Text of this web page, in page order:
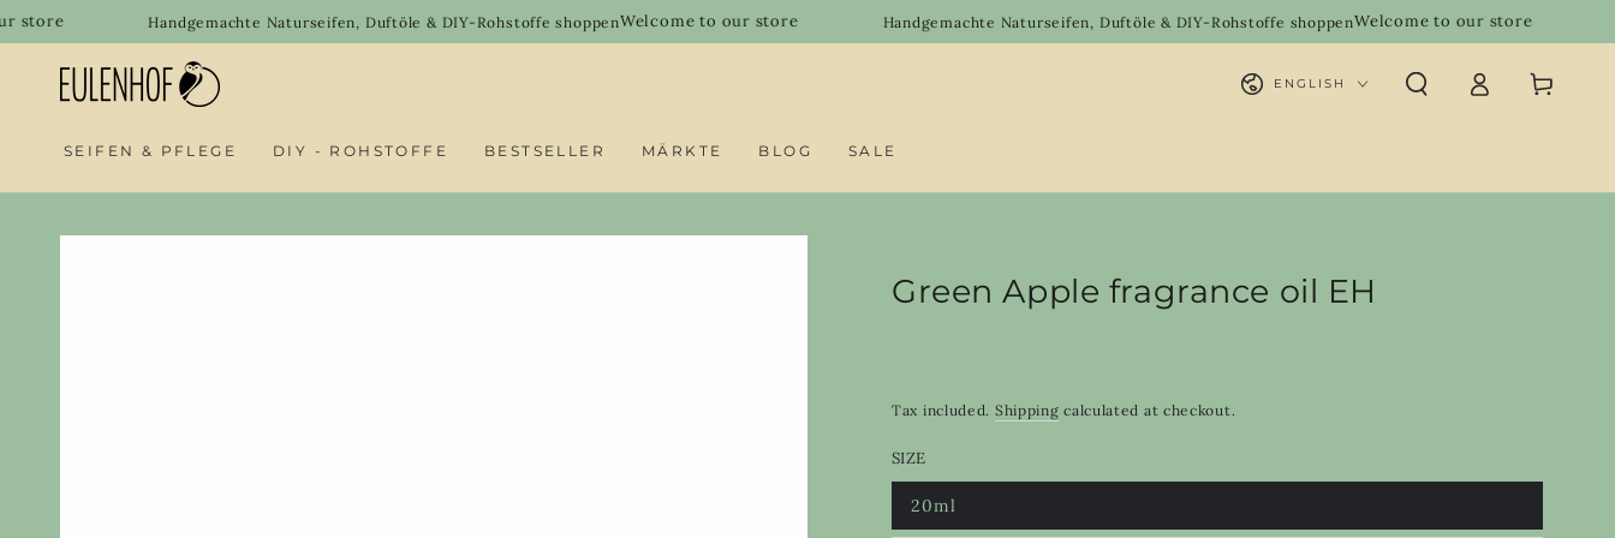
SKIP TO
CONTENTHandgemachte Naturseifen, Duftöle & DIY-Rohstoffe shoppenWelcome to our store Handgemachte Naturseifen, Duftöle & DIY-Rohstoffe shoppenWelcome to our store
SEIFEN & PFLEGE DIY - ROHSTOFFE BESTSELLER MÄRKTE BLOG SALE
Language
ENGLISH
Log
in
Cart
Green Apple fragrance oil EH
Tax included. Shipping calculated at checkout.
SIZE
20ml
Variant
sold